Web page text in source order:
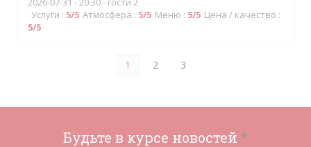
Услуги : 5/5 Атмосфера : 5/5 Меню : 5/5 Цена / качество :
5/5
1 2 3
Будьте в курсе новостей *